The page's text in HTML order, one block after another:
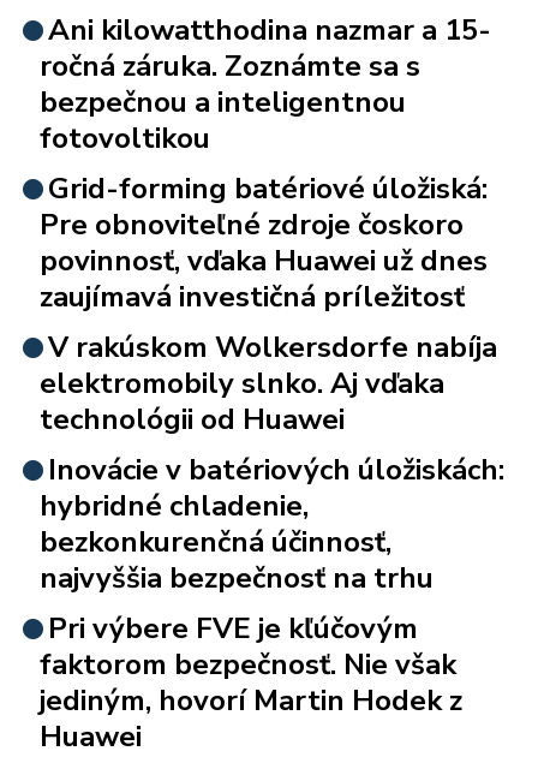
Ani kilowatthodina nazmar a 15-
ročná záruka. Zoznámte sa s
bezpečnou a inteligentnou
fotovoltikou
Grid-forming batériové úložiská:
Pre obnoviteľné zdroje čoskoro
povinnosť, vďaka Huawei už dnes
zaujímavá investičná príležitosť
V rakúskom Wolkersdorfe nabíja
elektromobily slnko. Aj vďaka
technológii od Huawei
Inovácie v batériových úložiskách:
hybridné chladenie,
bezkonkurenčná účinnosť,
najvyššia bezpečnosť na trhu
Pri výbere FVE je kľúčovým
faktorom bezpečnosť. Nie však
jediným, hovorí Martin Hodek z
Huawei